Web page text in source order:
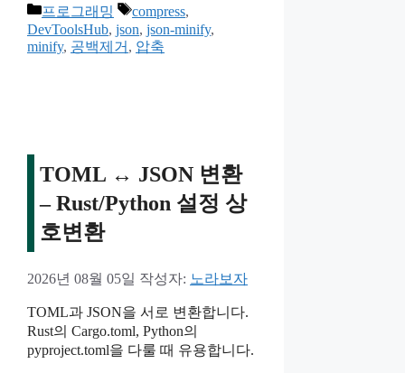
카
테
고
프로그래밍
태
그
compress,
DevToolsHub, json, json-minify,
minify, 공백제거 , 압축
TOML ↔ JSON 변환
– Rust/Python 설정 상
호변환
2026년 08월 05일 작성자: 노라보자
TOML과 JSON을 서로 변환합니다.
Rust의 Cargo.toml, Python의
pyproject.toml을 다룰 때 유용합니다.